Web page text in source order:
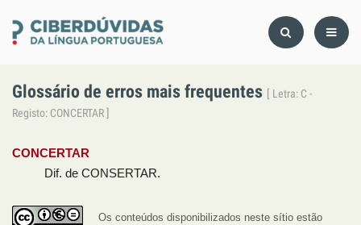
Glossário de erros mais frequentes [ Letra: C -
Registo: CONCERTAR ]
CONCERTAR
Dif. de CONSERTAR.
Os conteúdos disponibilizados neste sítio estão